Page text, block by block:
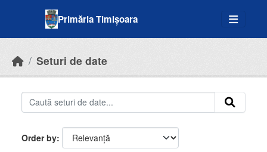
Primăria Timișoara
Seturi de date
Order by